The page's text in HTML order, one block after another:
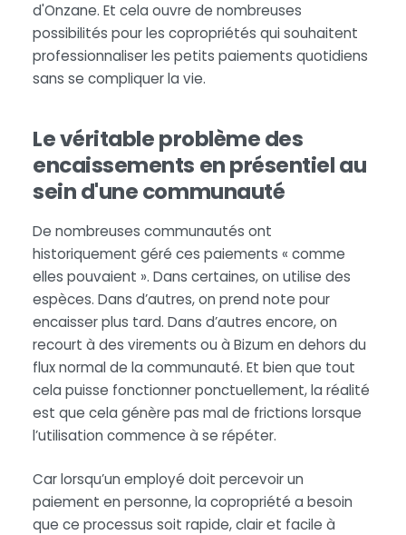
d'Onzane. Et cela ouvre de nombreuses
possibilités pour les copropriétés qui souhaitent
professionnaliser les petits paiements quotidiens
sans se compliquer la vie.
Le véritable problème des
encaissements en présentiel au
sein d'une communauté
De nombreuses communautés ont
historiquement géré ces paiements « comme
elles pouvaient ». Dans certaines, on utilise des
espèces. Dans d’autres, on prend note pour
encaisser plus tard. Dans d’autres encore, on
recourt à des virements ou à Bizum en dehors du
flux normal de la communauté. Et bien que tout
cela puisse fonctionner ponctuellement, la réalité
est que cela génère pas mal de frictions lorsque
l’utilisation commence à se répéter.
Car lorsqu’un employé doit percevoir un
paiement en personne, la copropriété a besoin
que ce processus soit rapide, clair et facile à